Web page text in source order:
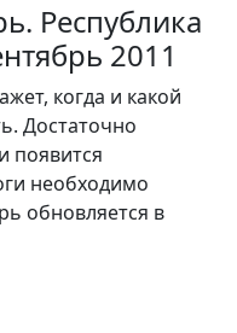
Республика
2011
когда и какой
Достаточно
появится
необходимо
обновляется в